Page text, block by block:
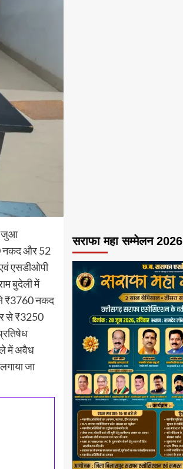
जुआ
नकद और 52
एसडीओपी
बुदेली में
₹3760 नकद
से ₹3250
में अवैध
जा
सराफा महा सम्मेलन 2026